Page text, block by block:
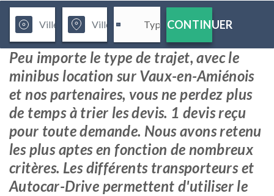
CONTINUER
Peu importe le type de trajet, avec le
minibus location sur Vaux-en-Amiénois
et nos partenaires, vous ne perdez plus
de temps à trier les devis. 1 devis reçu
pour toute demande. Nous avons retenu
les plus aptes en fonction de nombreux
critères. Les différents transporteurs et
Autocar-Drive permettent d'utiliser le